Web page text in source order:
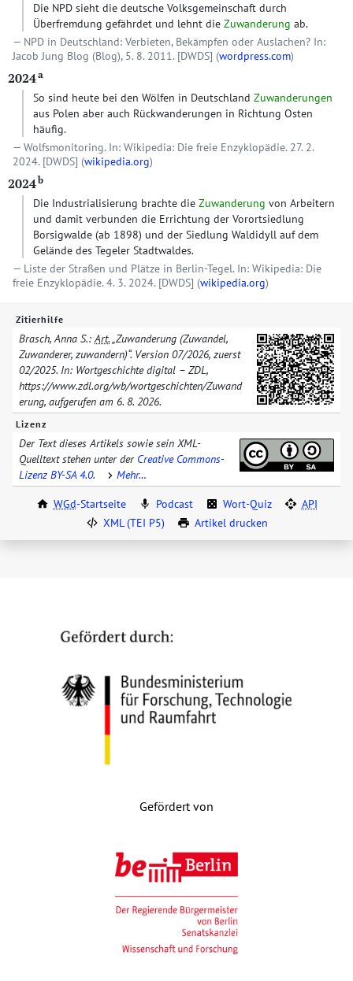
Die NPD sieht die deutsche Volksgemeinschaft durch
Überfremdung gefährdet und lehnt die Zuwanderung ab.
NPD in Deutschland: Verbieten, Bekämpfen oder Auslachen? In:
Jacob Jung Blog (Blog), 5. 8. 2011. [DWDS] (wordpress.com)
2024a
So sind heute bei den Wölfen in Deutschland Zuwanderungen
aus Polen aber auch Rückwanderungen in Richtung Osten
häufig.
Wolfsmonitoring. In: Wikipedia: Die freie Enzyklopädie. 27. 2.
2024. [DWDS] (wikipedia.org)
2024b
Die Industrialisierung brachte die Zuwanderung von Arbeitern
und damit verbunden die Errichtung der Vorortsiedlung
Borsigwalde (ab 1898) und der Siedlung Waldidyll auf dem
Gelände des Tegeler Stadtwaldes.
Liste der Straßen und Plätze in Berlin-Tegel. In: Wikipedia: Die
freie Enzyklopädie. 4. 3. 2024. [DWDS] (wikipedia.org)
Zitierhilfe
Brasch, Anna S.:Art.„Zuwanderung (Zuwandel,
Zuwanderer, zuwandern)“. Version 07/​2026, zuerst
02/​2025. In: Wortgeschichte digital – ZDL,
https://www.zdl.org/​wb/​wortgeschichten/​Zuwand
erung, aufgerufen am 6. 8. 2026.
Lizenz
Der Text dieses Artikels sowie sein XML-
Quelltext stehen unter der Creative Commons-
Lizenz BY-SA 4.0. Mehr…
WGd-Startseite Podcast Wort-Quiz
API
XML (TEI P5)
Artikel drucken
Gefördert von